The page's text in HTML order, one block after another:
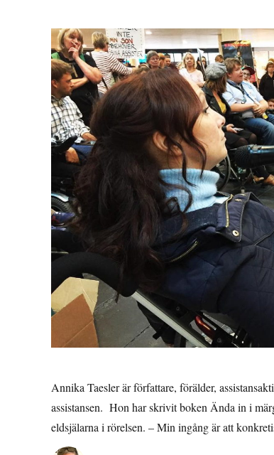
Annika Taesler är författare, förälder,
assistansen. Hon har skrivit boken Ända in i
eldsjälarna i rörelsen. – Min ingång är att